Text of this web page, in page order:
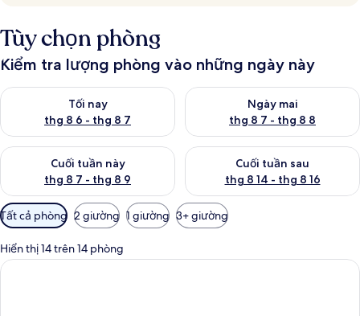
Tùy chọn phòng
Kiểm tra lượng phòng vào những ngày này
Tối nay
thg 8 6 - thg 8 7
Kiểm tra lượng phòng tối nay từ thg 8 6 - thg 8 7
Ngày mai
thg 8 7 - thg 8 8
Kiểm tra lượng phòng ngày
Cuối tuần này
thg 8 7 - thg 8 9
Kiểm tra lượng phòng cuối tuần này từ thg 8 7 - thg 8 9
Cuối tuần sau
thg 8 14 - thg 8 16
Kiểm tra lượng phòng cuối
Bộ
lọc
có
thể
Tất cả phòng 2 giường 1 giường 3+ giường
Hiển thị 14 trên 14 phòng